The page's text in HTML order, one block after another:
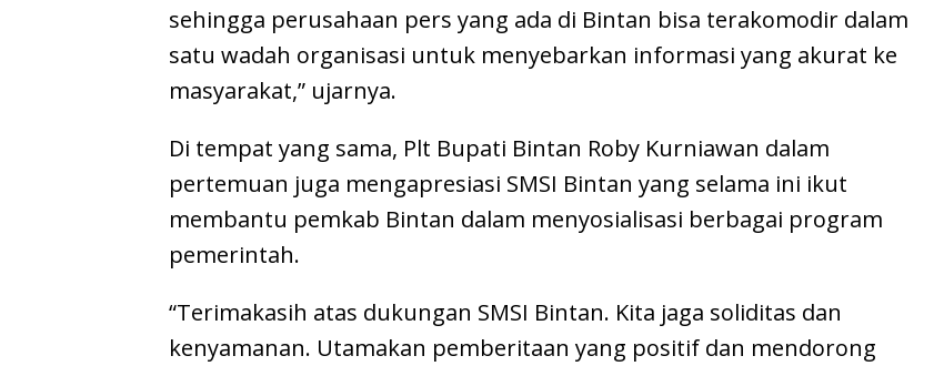
sehingga perusahaan pers yang ada di Bintan bisa terakomodir dalam
satu wadah organisasi untuk menyebarkan informasi yang akurat ke
masyarakat,” ujarnya.
Di tempat yang sama, Plt Bupati Bintan Roby Kurniawan dalam
pertemuan juga mengapresiasi SMSI Bintan yang selama ini ikut
membantu pemkab Bintan dalam menyosialisasi berbagai program
pemerintah.
“Terimakasih atas dukungan SMSI Bintan. Kita jaga soliditas dan
kenyamanan. Utamakan pemberitaan yang positif dan mendorong